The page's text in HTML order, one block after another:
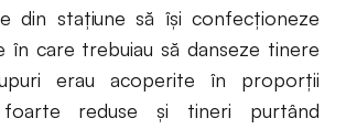
din stațiune să își confecționeze
în care trebuiau să danseze tinere
erau acoperite în proporții
reduse și tineri purtând